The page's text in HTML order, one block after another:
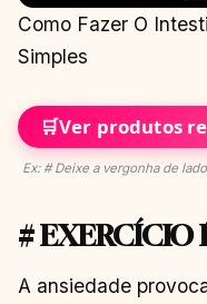
Como Fazer O
Simples
🛒Ver produtos
Ex: # Deixe a vergonha de lado
# EXERCÍCIO
A ansiedade